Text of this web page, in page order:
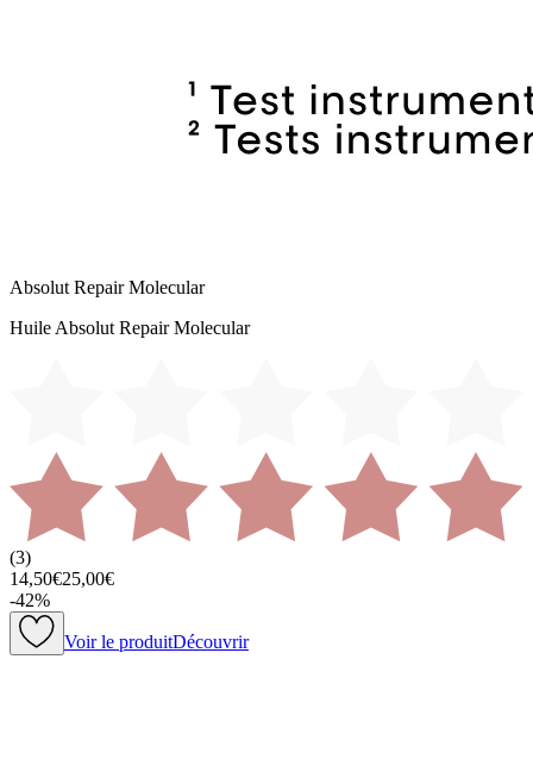
Absolut Repair Molecular
Huile Absolut Repair Molecular
(3)
14,50€25,00€
-42%
Voir le produitDécouvrir